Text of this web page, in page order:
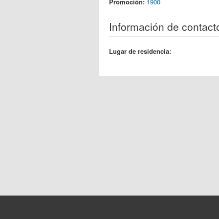
Información de
Lugar de residencia: -